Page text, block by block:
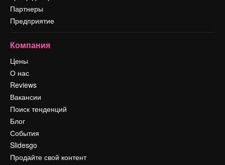
Партнеры
Предприятие
Компания
Цены
О нас
Reviews
Вакансии
Поиск тенденций
Блог
События
Slidesgo
Продайте свой контент